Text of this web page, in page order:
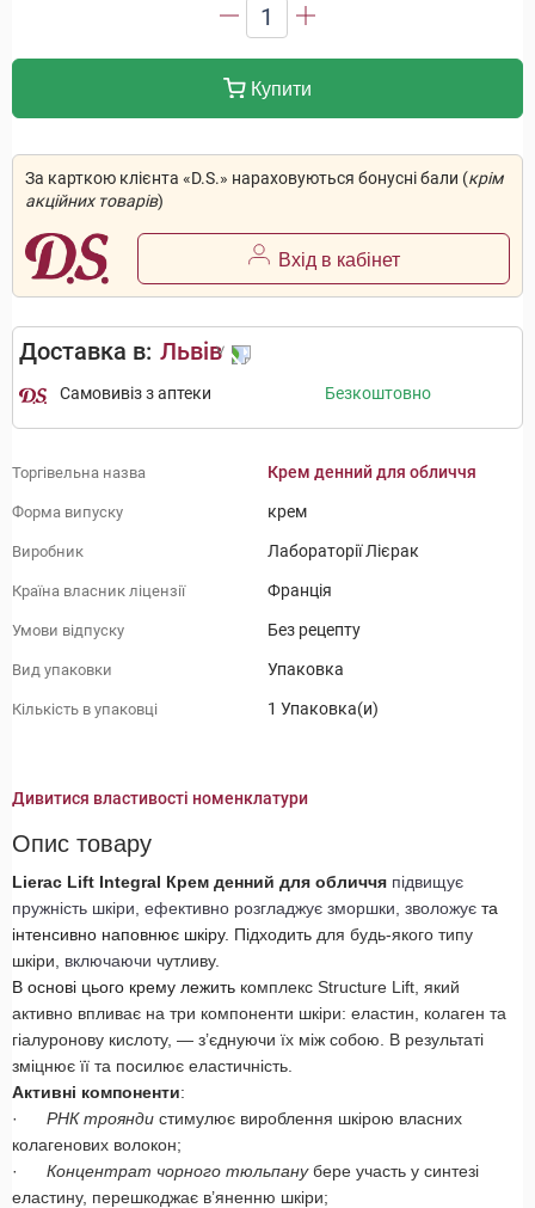
1
Купити
За карткою клієнта «D.S.» нараховуються бонусні бали (крім
акційних товарів)
Вхід в кабінет
Доставка в: Львів
Самовивіз з аптеки Безкоштовно
Торгівельна назва Крем денний для обличчя
Форма випуску крем
Виробник Лабораторії Лієрак
Країна власник ліцензії Франція
Умови відпуску Без рецепту
Вид упаковки Упаковка
Кількість в упаковці 1 Упаковка(и)
Дивитися властивості номенклатури
Опис товару
Lierac Lift Integral Крем денний для обличчя підвищує
пружність шкіри, ефективно розгладжує зморшки, зволожує та
інтенсивно наповнює шкіру. Підходить для будь-якого типу
шкіри, включаючи чутливу.
В основі цього крему лежить комплекс Structure Lift, який
активно впливає на три компоненти шкіри: еластин, колаген та
гіалуронову кислоту, — з’єднуючи їх між собою. В результаті
зміцнює її та посилює еластичність.
Активні компоненти:
· РНК троянди стимулює вироблення шкірою власних
колагенових волокон;
· Концентрат чорного тюльпанубере участь у синтезі
еластину, перешкоджає в’яненню шкіри;